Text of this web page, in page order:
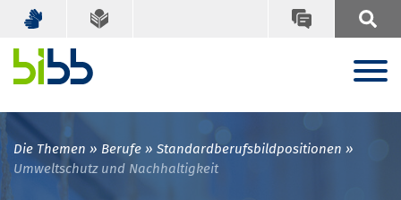
Die Themen Berufe
Standardberufsbildpositionen
Umweltschutz und Nachhaltigkeit